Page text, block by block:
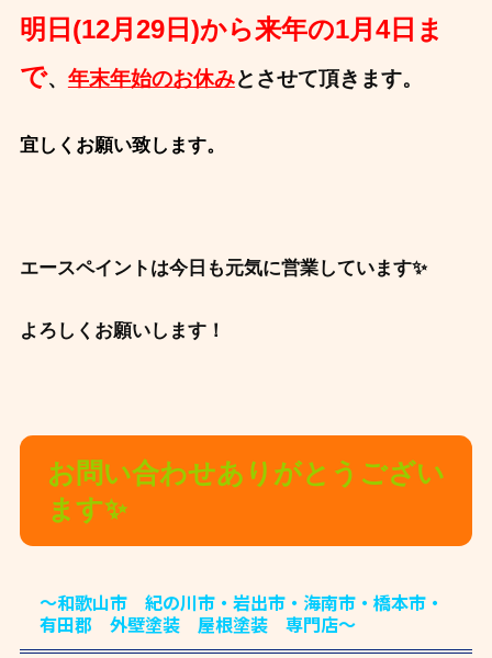
明日(12月29日)から来年の1月4日ま
で、 年末年始のお休みとさせて頂きます。
宜しくお願い致します。
エースペイントは今日も元気に営業しています✨
よろしくお願いします！
お問い合わせありがとうござい
ます✨
～和歌山市 紀の川市・岩出市・海南市・橋本市・
有田郡 外壁塗装 屋根塗装 専門店～